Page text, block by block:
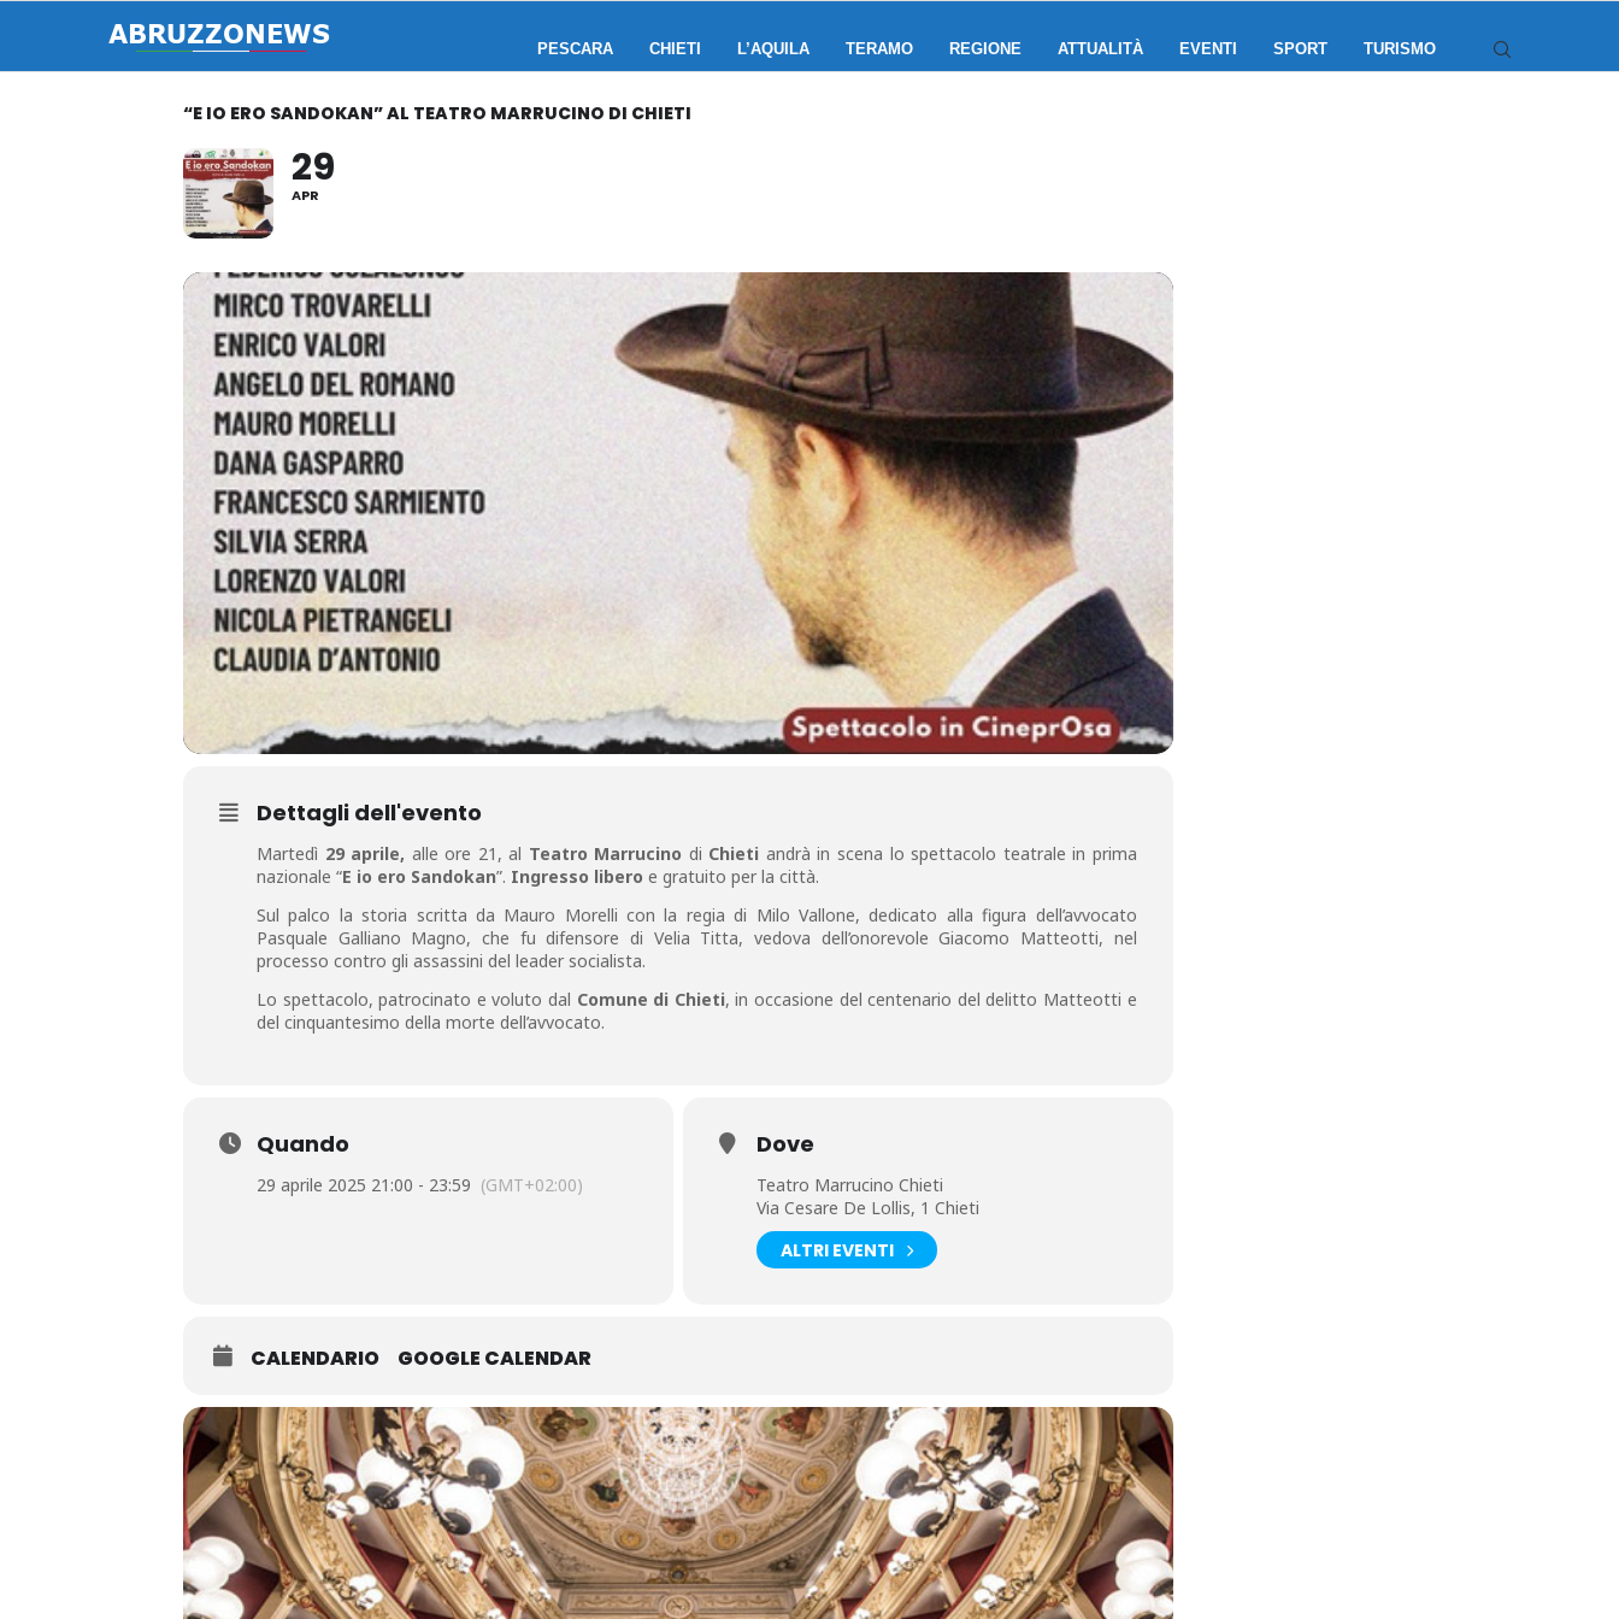
PESCARA CHIETI L’AQUILA TERAMO REGIONE ATTUALITÀ EVENTI SPORT TURISMO
“E IO ERO SANDOKAN” AL TEATRO MARRUCINO DI CHIETI
29
APR
Dettagli dell'evento
Martedì 29 aprile, alle ore 21, al Teatro Marrucino di Chieti andrà in scena lo spettacolo teatrale in prima
nazionale “E io ero Sandokan”. Ingresso libero e gratuito per la città.
Sul palco la storia scritta da Mauro Morelli con la regia di Milo Vallone, dedicato alla figura dell’avvocato
Pasquale Galliano Magno, che fu difensore di Velia Titta, vedova dell’onorevole Giacomo Matteotti, nel
processo contro gli assassini del leader socialista.
Lo spettacolo, patrocinato e voluto dal Comune di Chieti, in occasione del centenario del delitto Matteotti e
del cinquantesimo della morte dell’avvocato.
Quando
29 aprile 2025 21:00 - 23:59 (GMT+02:00)
Dove
Teatro Marrucino Chieti
Via Cesare De Lollis, 1 Chieti
ALTRI EVENTI
CALENDARIO GOOGLE CALENDAR